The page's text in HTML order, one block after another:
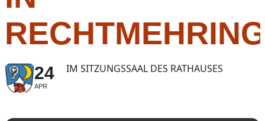
RECHTMEHRING
24
APR
IM SITZUNGSSAAL DES RATHAUSES